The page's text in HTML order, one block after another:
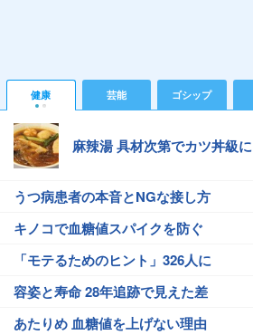
健康 芸能 ゴシップ
麻辣湯 具材次第でカツ丼級に
うつ病患者の本音とNGな接し方
キノコで血糖値スパイクを防ぐ
「モテるためのヒント」326人に
容姿と寿命 28年追跡で見えた差
あたりめ 血糖値を上げない理由